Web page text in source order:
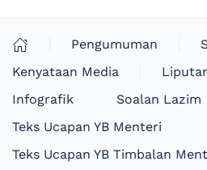
Pengumuman
Kenyataan Media
Infografik
Soalan Lazim
Teks Ucapan YB Menteri
Teks Ucapan YB Timbalan